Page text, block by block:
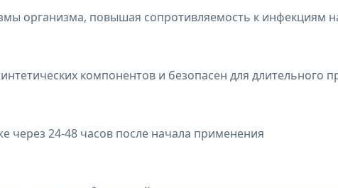
организма, повышая сопротивляемость к инфекциям
компонентов и безопасен для длительного
через 24-48 часов после начала применения